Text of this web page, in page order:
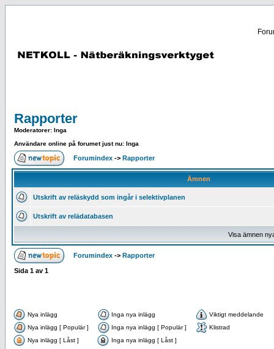
Rapporter
Moderatorer: Inga
Användare online på forumet just nu: Inga
Forumindex -> Rapporter
Ämnen
Utskrift av reläskydd som ingår i selektivplanen
Utskrift av relädatabasen
Visa ämnen
Forumindex -> Rapporter
Sida 1 av 1
Nya inlägg Inga nya inlägg
Viktigt meddelande
Nya inlägg [ Populär ]
Inga nya inlägg [ Populär ]
Klistrad
Nya inlägg [ Låst ]
Inga nya inlägg [ Låst ]